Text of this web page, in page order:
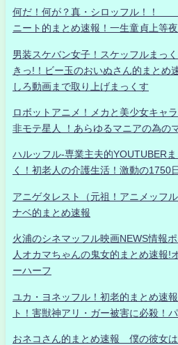
何だ！何が？真・シロッフル！！
ニート的まとめ速報！一生童貞上等夜
男装スケバン女子！スケッフルまっ
きっ!！ビー玉のおいぬさん的まと
しろ動画まで取り上げまっくす
ロボットアニメ！メカと美少女キャ
非モテ星人 ！あらゆるマニアの為の
ハルッフル-専業主夫的YOUTUBER
く！初老人の介護生活！激動の1750日
アニゲタレスト（元祖！アニメッフ
ナベ的まとめ速報
火浦のシネマッフル映画NEWS情報
人オカマちゃんの鬼女的まとめ速報!
ーハーフ
ユカ・ヨネッフル！初老的まとめ速
ト！害獣神アリ・ガー被害に必殺！
おネコさん的まとめ速報 僕の彼女